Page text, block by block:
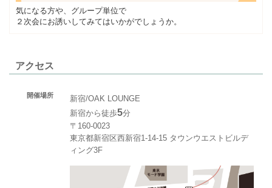
気になる方や、グループ単位で
２次会にお誘いしてみてはいかがでしょうか。
アクセス
開催場所
新宿/OAK LOUNGE
新宿から徒歩5分
〒160-0023
東京都新宿区西新宿1-14-15 タウンウエストビルデ
ィング3F